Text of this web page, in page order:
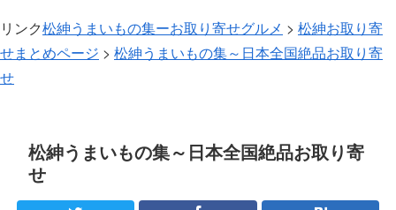
リンク松紳うまいもの集ーお取り寄せグルメ > 松紳お取り寄
せまとめページ > 松紳うまいもの集～日本全国絶品お取り寄
せ
松紳うまいもの集～日本全国絶品お取り寄
せ